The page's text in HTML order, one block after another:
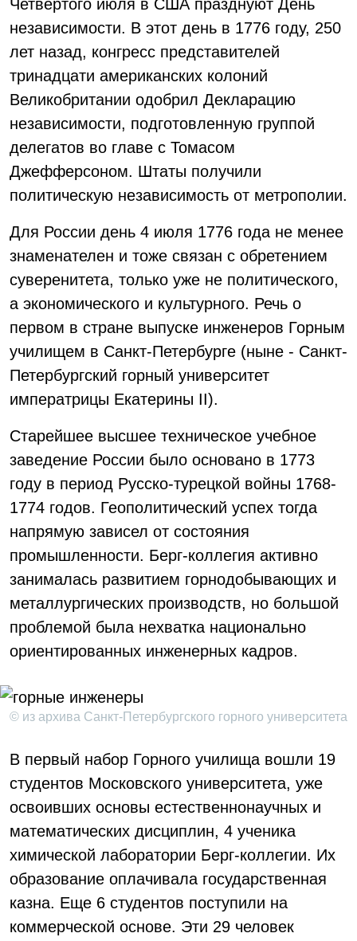
Четвертого июля в США празднуют День
независимости. В этот день в 1776 году, 250
лет назад, конгресс представителей
тринадцати американских колоний
Великобритании одобрил Декларацию
независимости, подготовленную группой
делегатов во главе с Томасом
Джефферсоном. Штаты получили
политическую независимость от метрополии.
Для России день 4 июля 1776 года не менее
знаменателен и тоже связан с обретением
суверенитета, только уже не политического,
а экономического и культурного. Речь о
первом в стране выпуске инженеров Горным
училищем в Санкт-Петербурге (ныне - Санкт-
Петербургский горный университет
императрицы Екатерины II).
Старейшее высшее техническое учебное
заведение России было основано в 1773
году в период Русско-турецкой войны 1768-
1774 годов. Геополитический успех тогда
напрямую зависел от состояния
промышленности. Берг-коллегия активно
занималась развитием горнодобывающих и
металлургических производств, но большой
проблемой была нехватка национально
ориентированных инженерных кадров.
© из архива Санкт-Петербургского горного университета
В первый набор Горного училища вошли 19
студентов Московского университета, уже
освоивших основы естественнонаучных и
математических дисциплин, 4 ученика
химической лаборатории Берг-коллегии. Их
образование оплачивала государственная
казна. Еще 6 студентов поступили на
коммерческой основе. Эти 29 человек